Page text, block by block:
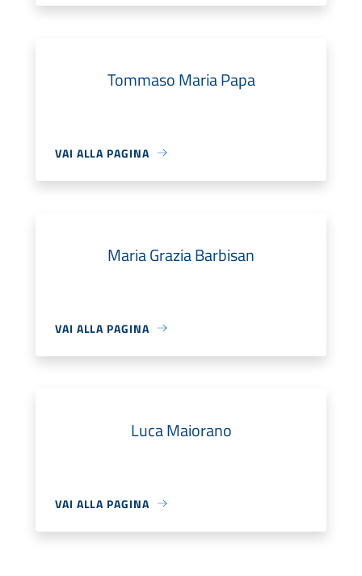
Tommaso Maria Papa
VAI ALLA PAGINA
Maria Grazia Barbisan
VAI ALLA PAGINA
Luca Maiorano
VAI ALLA PAGINA